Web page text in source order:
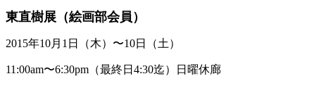
東直樹展（絵画部会員）
2015年10月1日（木）〜10日（土）
11:00am〜6:30pm（最終日4:30迄）日曜休廊